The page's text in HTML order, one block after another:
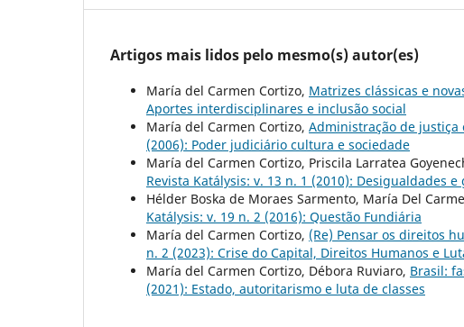
Artigos mais lidos pelo mesmo(s) autor(es)
María del Carmen Cortizo, Matrizes clássicas e
Aportes interdisciplinares e inclusão social
María del Carmen Cortizo, Administração de justiça
(2006): Poder judiciário cultura e sociedade
María del Carmen Cortizo, Priscila Larratea
Revista Katálysis: v. 13 n. 1 (2010): Desigualdades e
Hélder Boska de Moraes Sarmento, María Del
Katálysis: v. 19 n. 2 (2016): Questão Fundiária
María del Carmen Cortizo, (Re) Pensar os direitos
n. 2 (2023): Crise do Capital, Direitos Humanos e
María del Carmen Cortizo, Débora Ruviaro, Brasil:
(2021): Estado, autoritarismo e luta de classes